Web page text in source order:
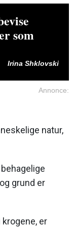
som
Irina Shklovski
Annonce:
natur,
grund er
er